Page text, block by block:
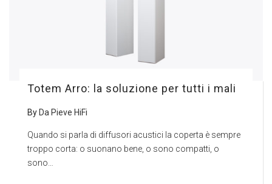
Totem Arro: la soluzione per tutti i mali
By Da Pieve HiFi
Quando si parla di diffusori acustici la coperta è sempre
troppo corta: o suonano bene, o sono compatti, o
sono…